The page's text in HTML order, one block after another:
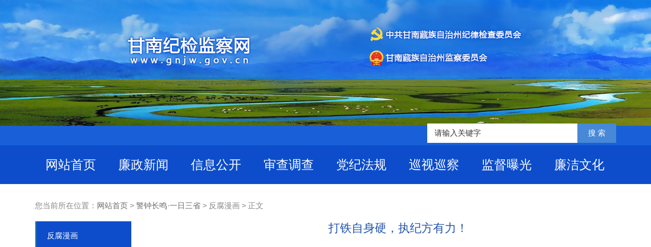
网站首页 廉政新闻 信息公开 审查调查 党纪法规 巡视巡察 监督曝光 廉洁文化
您当前所在位置： 网站首页 > 警钟长鸣·一日三省 > 反腐漫画 > 正文
反腐漫画
打铁自身硬，执纪方有力！